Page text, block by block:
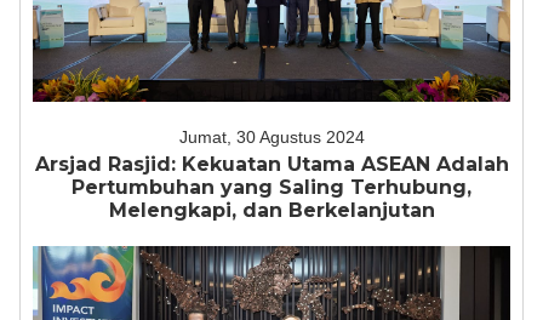
Jumat, 30 Agustus 2024
Arsjad Rasjid: Kekuatan Utama ASEAN Adalah
Pertumbuhan yang Saling Terhubung,
Melengkapi, dan Berkelanjutan